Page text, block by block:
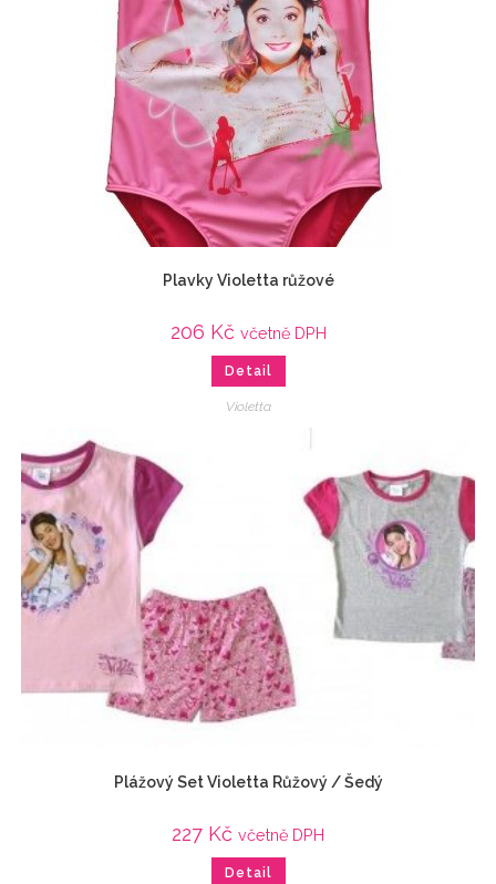
Plavky Violetta růžové
206 Kč včetně DPH
Detail
Violetta
Plážový Set Violetta Růžový / Šedý
227 Kč včetně DPH
Detail